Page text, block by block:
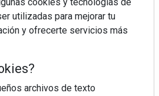
utilizadas para mejorar tu
y ofrecerte servicios más
archivos de texto